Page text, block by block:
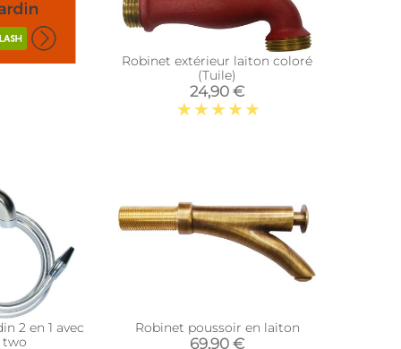
Robinet extérieur laiton coloré
(Tuile)
24,90 €
2 en 1 avec
two
Robinet poussoir en laiton
69,90 €